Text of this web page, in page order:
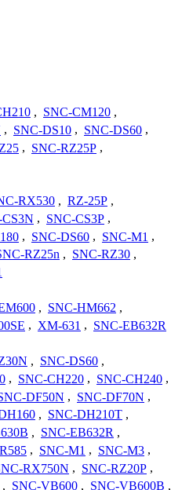
, SNC-CM120 ,
, SNC-DS10 , SNC-DS60 ,
, SNC-RZ25P ,
RX530 , RZ-25P ,
, SNC-CS3P ,
, SNC-DS60 , SNC-M1 ,
RZ25n , SNC-RZ30 ,
, SNC-HM662 ,
, XM-631 , SNC-EB632R
, SNC-DS60 ,
, SNC-CH220 , SNC-CH240 ,
DF50N , SNC-DF70N ,
, SNC-DH210T ,
, SNC-EB632R ,
, SNC-M1 , SNC-M3 ,
RX750N , SNC-RZ20P ,
, SNC-VB600 , SNC-VB600B ,